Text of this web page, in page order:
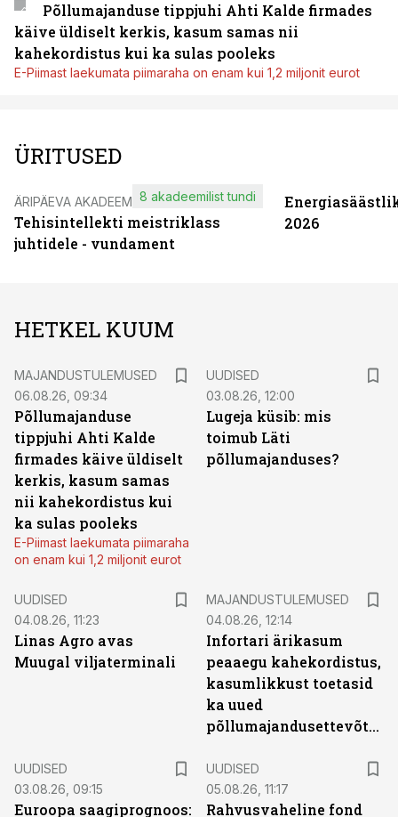
Põllumajanduse tippjuhi Ahti Kalde firmades
käive üldiselt kerkis, kasum samas nii
kahekordistus kui ka sulas pooleks
E-Piimast laekumata piimaraha on enam kui 1,2 miljonit eurot
ÜRITUSED
ÄRIPÄEVA AKADEEMIA
Tehisintellekti meistriklass
juhtidele - vundament
8 akadeemilist tundi
2026
HETKEL KUUM
MAJANDUSTULEMUSED
06.08.26, 09:34
Põllumajanduse
tippjuhi Ahti Kalde
firmades käive üldiselt
kerkis, kasum samas
nii kahekordistus kui
ka sulas pooleks
E-Piimast laekumata piimaraha
on enam kui 1,2 miljonit eurot
UUDISED
03.08.26, 12:00
Lugeja küsib: mis
toimub Läti
põllumajanduses?
UUDISED
04.08.26, 11:23
Linas Agro avas
Muugal viljaterminali
MAJANDUSTULEMUSED
04.08.26, 12:14
Infortari ärikasum
peaaegu kahekordistus,
kasumlikkust toetasid
ka uued
põllumajandusettevõtted
UUDISED
03.08.26, 09:15
Euroopa saagiprognoos:
UUDISED
05.08.26, 11:17
Rahvusvaheline fond